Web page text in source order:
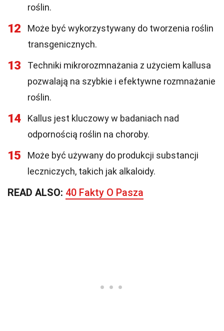
roślin.
12
Może być wykorzystywany do tworzenia roślin
transgenicznych.
13
Techniki mikrorozmnażania z użyciem kallusa
pozwalają na szybkie i efektywne rozmnażanie
roślin.
14
Kallus jest kluczowy w badaniach nad
odpornością roślin na choroby.
15
Może być używany do produkcji substancji
leczniczych, takich jak alkaloidy.
READ ALSO: 40 Fakty O Pasza